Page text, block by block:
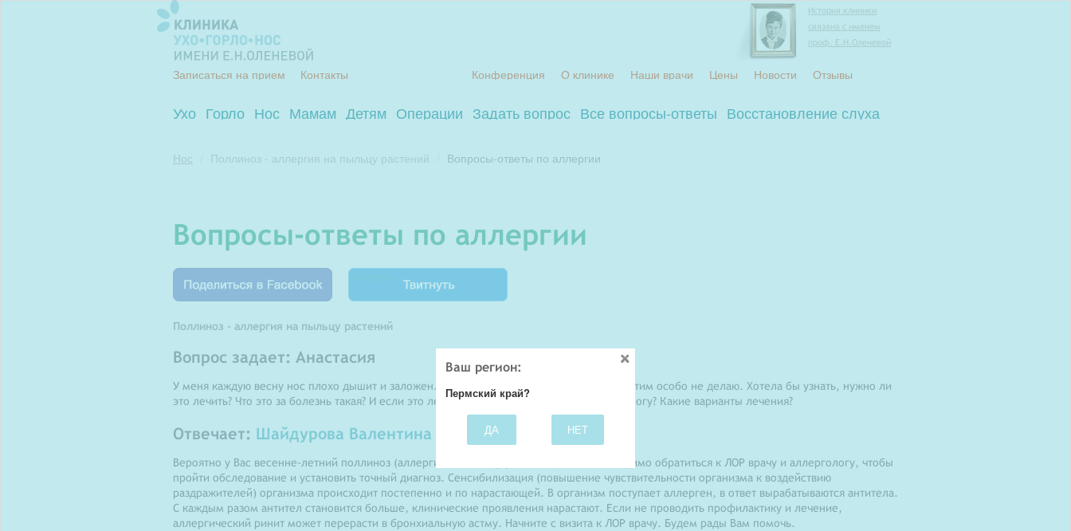
История клиники
связана с именем
проф. Е.Н.Оленевой
Записаться на прием Контакты Конференция О клинике Наши врачи Цены Новости Отзывы
Ухо Горло Нос Мамам Детям Операции Задать вопрос Все вопросы-ответы Восстановление слуха
Нос Поллиноз - аллергия на пыльцу растений Вопросы-ответы по аллергии
вопросы-ответы по аллергии
Твитнуть
Поллиноз - аллергия на пыльцу растений
Вопрос задает: Анастасия
У меня каждую весну нос плохо дышит и заложен. Глаза немного слезятся. Я ничего с этим особо не делаю. Хотела бы узнать, нужно ли
это лечить? Что это за болезнь такая? И если это лечится - то идти к лору или к аллергологу? Какие варианты лечения?
Отвечает: Шайдурова Валентина Николаевна
Вероятно у Вас весенне-летний поллиноз (аллергия на пыльцу растений). Вам необходимо обратиться к ЛОР врачу и аллергологу, чтобы
пройти обследование и установить точный диагноз. Сенсибилизация (повышение чувствительности организма к воздействию
раздражителей) организма происходит постепенно и по нарастающей. В организм поступает аллерген, в ответ вырабатываются антитела.
С каждым разом антител становится больше, клинические проявления нарастают. Если не проводить профилактику и лечение,
аллергический ринит может перерасти в бронхиальную астму. Начните с визита к ЛОР врачу. Будем рады Вам помочь.
Ваш регион:
Пермский край?
ДА НЕТ